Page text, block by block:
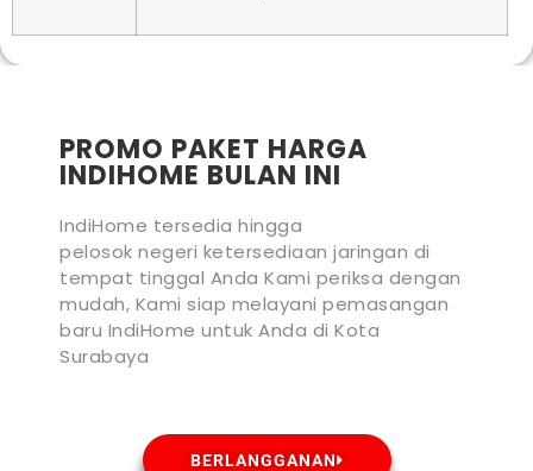
PROMO PAKET HARGA
INDIHOME BULAN INI
IndiHome tersedia hingga
pelosok negeri ketersediaan jaringan di
tempat tinggal Anda Kami periksa dengan
mudah, Kami siap melayani pemasangan
baru IndiHome untuk Anda di Kota
Surabaya
BERLANGGANAN